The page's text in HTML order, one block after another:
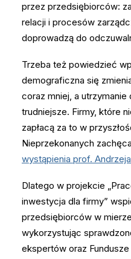
przez przedsiębiorców:
relacji i procesów
doprowadzą do
Trzeba też powiedzieć
demograficzna się
coraz mniej, a
trudniejsze. Firmy, które
zapłacą za to w
Nieprzekonanych
wystąpienia prof.
Dlatego w projekcie
inwestycja dla firmy”
przedsiębiorców w
wykorzystując
ekspertów oraz